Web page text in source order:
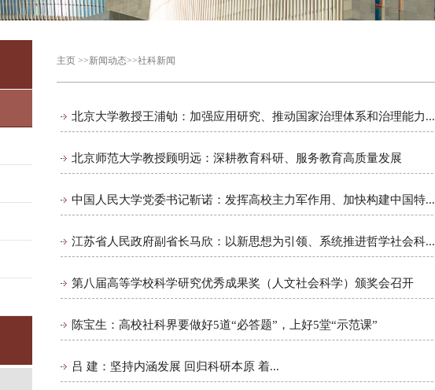
主页 >>新闻动态>>社科新闻
北京大学教授王浦劬：加强应用研究、推动国家治理体系和治理能力...
北京师范大学教授顾明远：深耕教育科研、服务教育高质量发展
中国人民大学党委书记靳诺：发挥高校主力军作用、加快构建中国特...
江苏省人民政府副省长马欣：以新思想为引领、系统推进哲学社会科...
第八届高等学校科学研究优秀成果奖（人文社会科学）颁奖会召开
陈宝生：高校社科界要做好5道“必答题”，上好5堂“示范课”
吕 建：坚持内涵发展 回归科研本原 着...